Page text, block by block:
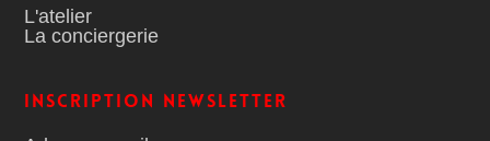
L'atelier
La conciergerie
Inscription Newsletter